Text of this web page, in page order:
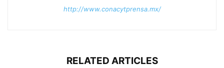
http://www.conacytprensa.mx/
RELATED ARTICLES